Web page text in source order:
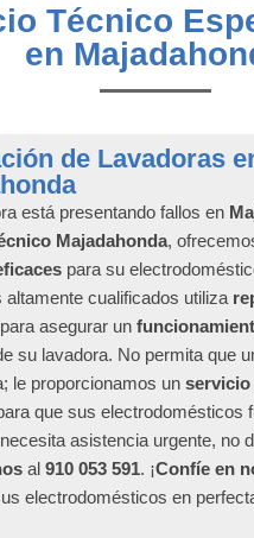
Técnico
en
de Lavadoras
está presentando fallos en
Majadahonda,
para su
altamente cualificados utiliza
para asegurar un
su lavadora. No permita que
le proporcionamos un
que sus electrodomésticos
asistencia urgente, no
al 910 053 591. ¡Confíe en
electrodomésticos en